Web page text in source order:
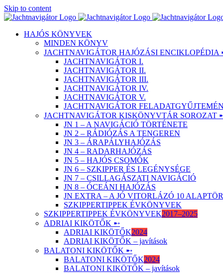
Skip to content
HAJÓS KÖNYVEK
MINDEN KÖNYV
JACHTNAVIGÁTOR HAJÓZÁSI ENCIKLOPÉDIA
JACHTNAVIGÁTOR I.
JACHTNAVIGÁTOR II.
JACHTNAVIGÁTOR III.
JACHTNAVIGÁTOR IV.
JACHTNAVIGÁTOR V.
JACHTNAVIGÁTOR
JACHTNAVIGÁTOR KISKÖNYVTÁR SOROZAT
JN 1 – A NAVIGÁCIÓ TÖRTÉNETE
JN 2 – RÁDIÓZÁS A TENGEREN
JN 3 – ÁRAPÁLYHAJÓZÁS
JN 4 – RADARHAJÓZÁS
JN 5 – HAJÓS CSOMÓK
JN 6 – SZKIPPER ÉS LEGÉNYSÉGE
JN 7 – CSILLAGÁSZATI NAVIGÁCIÓ
JN 8 – ÓCEÁNI HAJÓZÁS
JN EXTRA – A JÓ VITORLÁZÓ 10
SZKIPPERTIPPEK ÉVKÖNYVEK
SZKIPPERTIPPEK ÉVKÖNYVEK2017–2025
ADRIAI KIKÖTŐK ➸
ADRIAI KIKÖTŐK2024
ADRIAI KIKÖTŐK – javítások
BALATONI KIKÖTŐK ➸
BALATONI KIKÖTŐK2024
BALATONI KIKÖTŐK – javítások